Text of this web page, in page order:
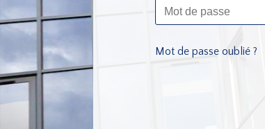
Mot de passe oublié ?